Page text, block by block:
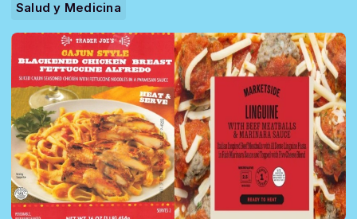
Salud y Medicina